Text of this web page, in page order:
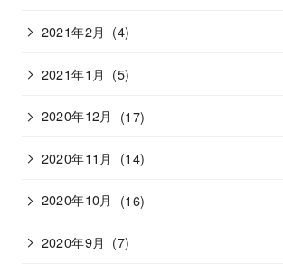
2021年2月 (4)
2021年1月 (5)
2020年12月 (17)
2020年11月 (14)
2020年10月 (16)
2020年9月 (7)